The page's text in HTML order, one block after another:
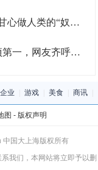
人类的“奴隶”吗
友齐呼：干得漂亮
企业 游戏 美食 商讯
图 - 版权声明
国大上海版权所有
我们，本网站将立即予以删